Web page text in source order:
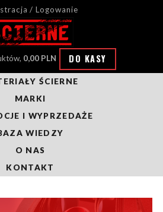
/ Logowanie
0,00 PLN DO KASY
ŚCIERNE
MARKI
I WYPRZEDAŻE
WIEDZY
O NAS
KONTAKT